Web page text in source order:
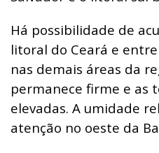
Há possibilidade de
litoral do Ceará e entre
nas demais áreas da
permanece firme e as
elevadas. A umidade
atenção no oeste da